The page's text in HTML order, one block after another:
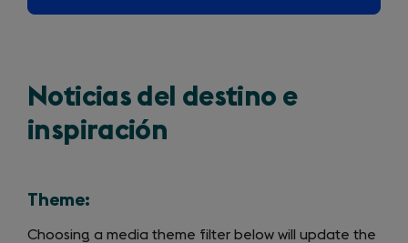
Noticias del destino e
inspiración
Theme:
Choosing a media theme filter below will update the